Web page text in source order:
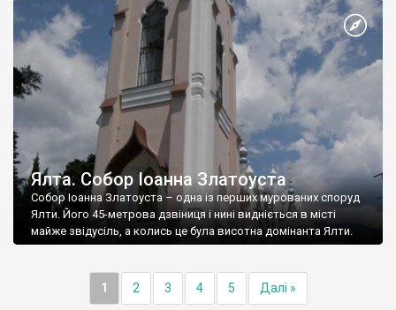
Ялта. Собор Іоанна Златоуста
Собор Іоанна Златоуста – одна із перших мурованих споруд
Ялти. Його 45-метрова дзвіниця і нині видніється в місті
майже звідусіль, а колись це була висотна домінанта Ялти.
1 2 3 4 5 Далі »